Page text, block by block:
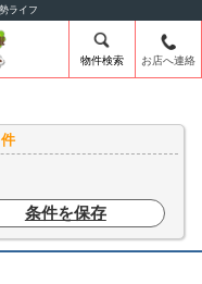
ライフ
物件検索 お店へ連絡
条件を保存